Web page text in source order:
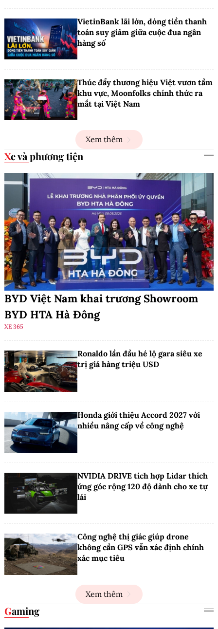
VietinBank lãi lớn, dòng tiền thanh
toán suy giảm giữa cuộc đua ngân
hàng số
Thúc đẩy thương hiệu Việt vươn tầm
khu vực, Moonfolks chính thức ra
mắt tại Việt Nam
Xem thêm
Xe và phương tiện
BYD Việt Nam khai trương Showroom
BYD HTA Hà Đông
XE 365
Ronaldo lần đầu hé lộ gara siêu xe
trị giá hàng triệu USD
Honda giới thiệu Accord 2027 với
nhiều nâng cấp về công nghệ
NVIDIA DRIVE tích hợp Lidar thích
ứng góc rộng 120 độ dành cho xe tự
lái
Công nghệ thị giác giúp drone
không cần GPS vẫn xác định chính
xác mục tiêu
Xem thêm
Gaming